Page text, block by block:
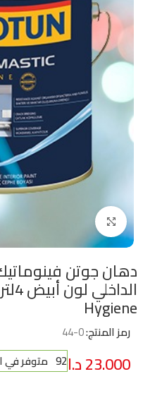
Click to enlarge
دهان جوتن
Hygiene
رمز المنتج:0-44
23.000د.ا92 متوفر في المخزون